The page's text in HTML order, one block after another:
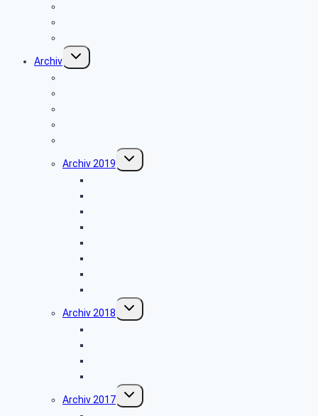
Archiv
Untermenü
umschalten
Archiv 2019
Untermenü
umschalten
Archiv 2018
Untermenü
umschalten
Archiv 2017
Untermenü
umschalten